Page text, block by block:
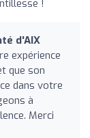
!
d'AIX
expérience
que son
dans votre
à
Merci